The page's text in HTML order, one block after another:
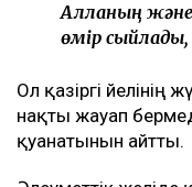
Алланың және
өмір сыйлады,
Ол қазіргі
нақты жауап
қуанатынын айтты.